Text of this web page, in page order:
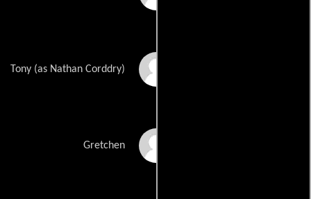
Tony (as Nathan Corddry)
Gretchen